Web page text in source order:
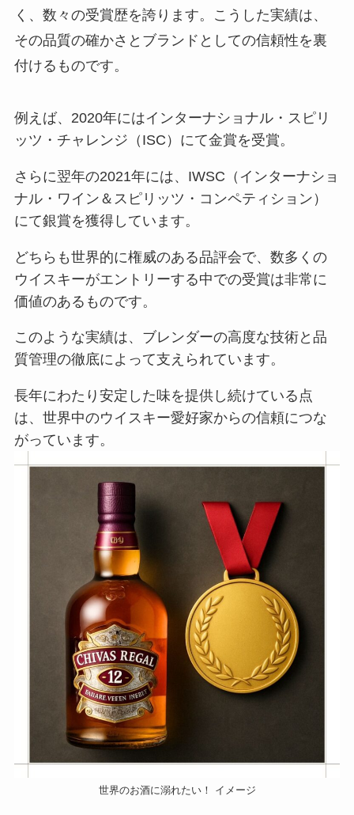
く、数々の受賞歴を誇ります。こうした実績は、
その品質の確かさとブランドとしての信頼性を裏
付けるものです。
例えば、2020年にはインターナショナル・スピリ
ッツ・チャレンジ（ISC）にて金賞を受賞。
さらに翌年の2021年には、IWSC（インターナショ
ナル・ワイン＆スピリッツ・コンペティション）
にて銀賞を獲得しています。
どちらも世界的に権威のある品評会で、数多くの
ウイスキーがエントリーする中での受賞は非常に
価値のあるものです。
このような実績は、ブレンダーの高度な技術と品
質管理の徹底によって支えられています。
長年にわたり安定した味を提供し続けている点
は、世界中のウイスキー愛好家からの信頼につな
がっています。
世界のお酒に溺れたい！ イメージ